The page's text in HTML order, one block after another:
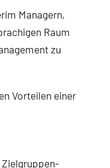
Managern,
Raum
zu
Vorteilen einer